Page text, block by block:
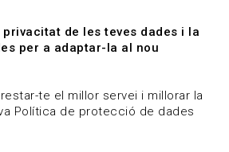
de les teves dades i la
per a adaptar-la al nou
te el millor servei i millorar la
Política de protecció de dades